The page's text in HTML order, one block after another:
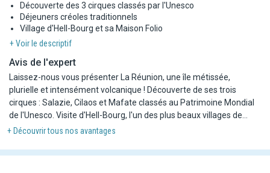
Découverte des 3 cirques classés par l'Unesco
Déjeuners créoles traditionnels
Village d'Hell-Bourg et sa Maison Folio
+ Voir le descriptif
Avis de l'expert
Laissez-nous vous présenter La Réunion, une île métissée,
plurielle et intensément volcanique ! Découverte de ses trois
cirques : Salazie, Cilaos et Mafate classés au Patrimoine Mondial
de l'Unesco. Visite d'Hell-Bourg, l'un des plus beaux villages de
France avec ses cases créoles traditionnelles. Exploration de la
+ Découvrir tous nos avantages